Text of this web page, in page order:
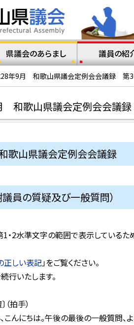
県議会のあらまし 議員の紹
年9月 和歌山県議会定例会会議録 第3
和歌山県議会定例会会議録
山県議会定例会会議録
員の質疑及び一般質問）
・2水準文字の範囲で表示しているた
正しい表記」をご覧ください。
行いたします。
拍手）
にちは。午後の最後の一般質問、よ